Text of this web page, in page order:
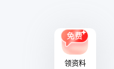
领资料